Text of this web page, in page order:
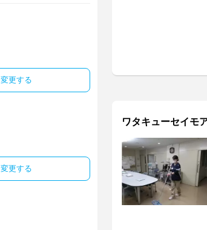
変更する
変更する
ワタキューセイモ